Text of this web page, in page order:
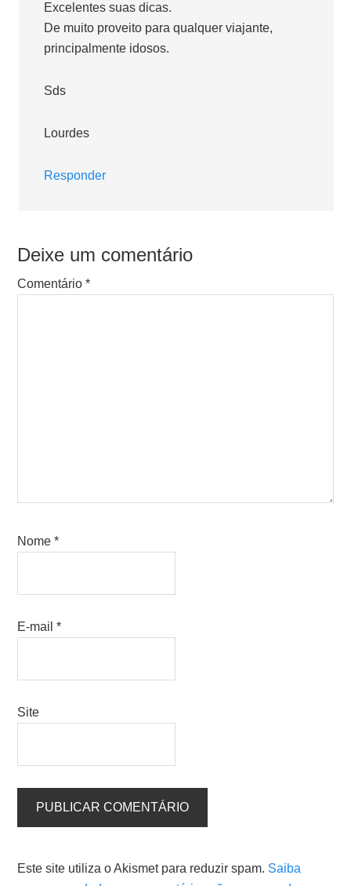
Excelentes suas dicas.
De muito proveito para qualquer viajante,
principalmente idosos.
Sds
Lourdes
Responder
Deixe um comentário
Comentário*
Nome*
E-mail*
Site
Este site utiliza o Akismet para reduzir spam. Saiba